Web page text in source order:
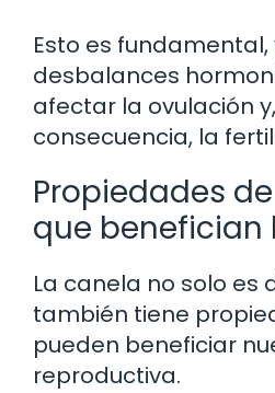
Esto es fundamental,
desbalances
afectar la ovulación
consecuencia, la
Propiedades
que benefician
La canela no solo es
también tiene
pueden beneficiar
reproductiva.